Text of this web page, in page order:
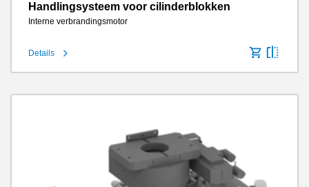
Handlingsysteem voor cilinderblokken
Interne verbrandingsmotor
Details